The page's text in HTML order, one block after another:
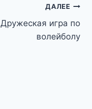
ДАЛЕЕ
Дружеская игра по
волейболу